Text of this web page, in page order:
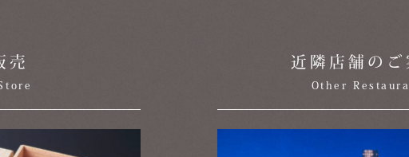
売 近隣店舗のご
Other